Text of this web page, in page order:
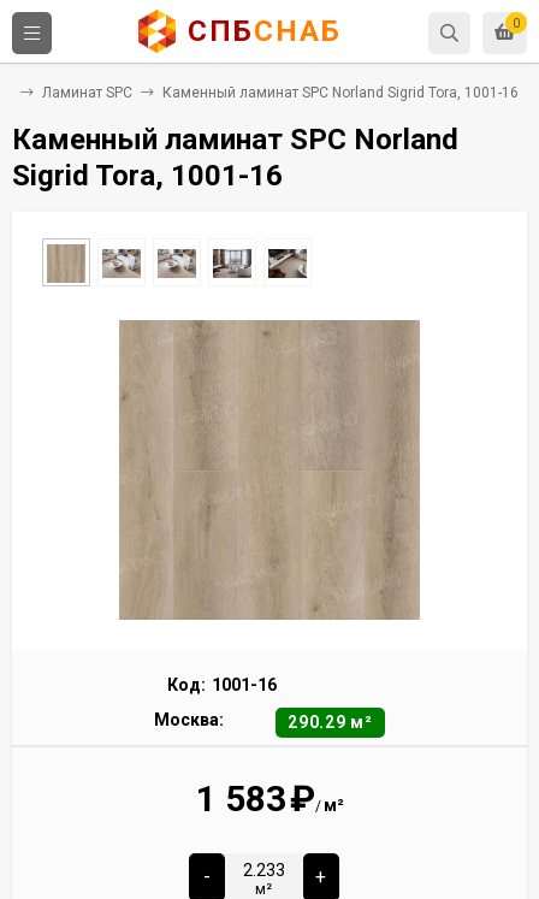
0
СПБСНАБ
Ламинат SPC Каменный ламинат SPC Norland Sigrid Tora, 1001-16
Каменный ламинат SPC Norland
Sigrid Tora, 1001-16
Код: 1001-16
Москва:
290.29 м²
1 583₽/ м²
-
м²
+